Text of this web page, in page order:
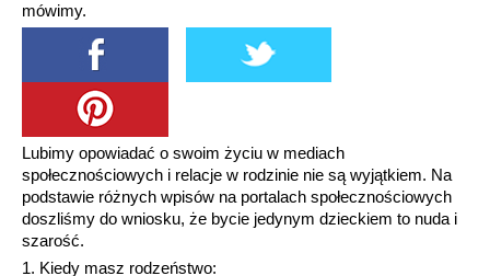
mówimy.
Lubimy opowiadać o swoim życiu w mediach
społecznościowych i relacje w rodzinie nie są wyjątkiem. Na
podstawie różnych wpisów na portalach społecznościowych
doszliśmy do wniosku, że bycie jedynym dzieckiem to nuda i
szarość.
1. Kiedy masz rodzeństwo: